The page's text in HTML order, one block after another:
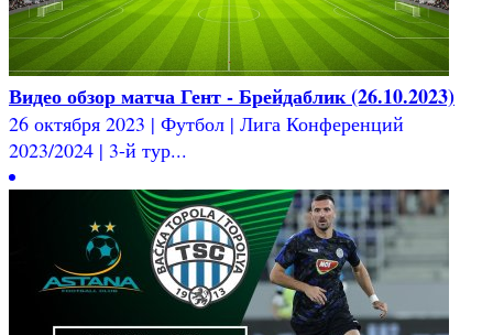
Видео обзор матча Гент - Брейдаблик (26.10.2023)
26 октября 2023 | Футбол | Лига Конференций
2023/2024 | 3-й тур...